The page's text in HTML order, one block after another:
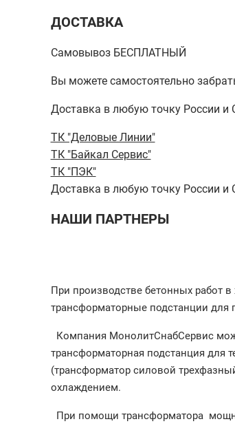
ДОСТАВКА
Самовывоз БЕСПЛАТНЫЙ
Вы можете самостоятельно
Доставка в любую точку России и
ТК "Деловые Линии"
ТК "Байкал Сервис"
ТК "ПЭК"
Доставка в любую точку России и
НАШИ ПАРТНЕРЫ
При производстве бетонных работ
трансформаторные подстанции для
Компания МонолитСнабСервис
трансформаторная подстанция для
(трансформатор силовой
охлаждением.
При помощи трансформатора